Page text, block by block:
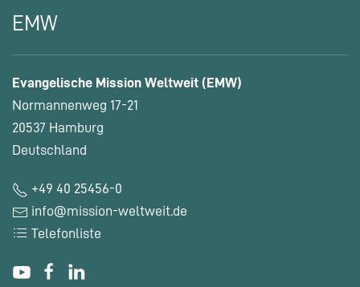
EMW
Evangelische Mission Weltweit (EMW)
Normannenweg 17-21
20537 Hamburg
Deutschland
+49 40 25456-0
info@mission-weltweit.de
Telefonliste